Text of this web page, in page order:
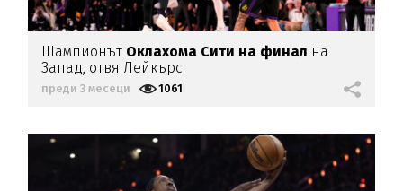
Шампионът Оклахома Сити на финал на
Запад, отвя Лейкърс
преди 3 месеци 1061